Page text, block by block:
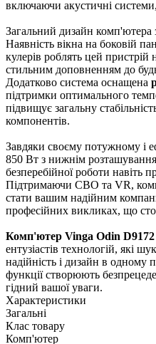
включаючи акустичні
Загальний дизайн комп'ютера
Наявність вікна на боковій
кулерів роблять цей пристрій
стильним доповненням до
Додатково система оснащена
підтримки оптимального
підвищує загальну
компонентів.
Завдяки своєму потужному і
850 Вт з нижнім
безперебійної роботи навіть
Підтримаючи СВО та VR,
стати вашим надійним
професійних викликах, що
Комп'ютер Vinga Odin D9172
ентузіастів технологій, які
надійність і дизайн в одному
функції створюють
гідний вашої уваги.
Характеристики
Загальні
Клас товару
Комп'ютер